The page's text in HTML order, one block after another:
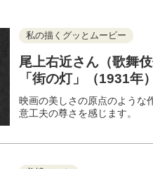
私の描くグッとムービー
尾上右近さん（歌舞
「街の灯」（1931年
映画の美しさの原点のような
意工夫の尊さを感じます。